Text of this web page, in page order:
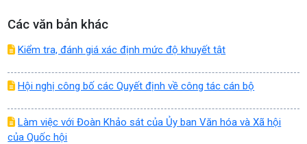
Các văn bản khác
Kiểm tra, đánh giá xác định mức độ khuyết tật
Hội nghị công bố các Quyết định về công tác cán bộ
Làm việc với Đoàn Khảo sát của Ủy ban Văn hóa và Xã hội
của Quốc hội